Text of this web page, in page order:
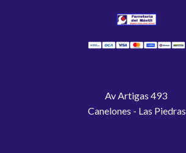
Av Artigas 493
Canelones - Las Piedras